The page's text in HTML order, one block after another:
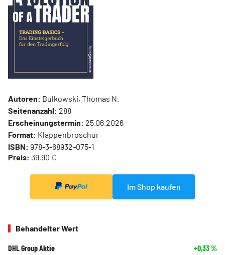
Autoren: Bulkowski, Thomas N.
Seitenanzahl: 288
Erscheinungstermin: 25.06.2026
Format: Klappenbroschur
ISBN: 978-3-68932-075-1
Preis: 39,90 €
Im Shop kaufen
Behandelter Wert
DHL Group Aktie +0,33%